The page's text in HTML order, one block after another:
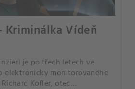
Kriminálka Vídeň
je po třech letech ve
elektronicky monitorovaného
Kofler, otec